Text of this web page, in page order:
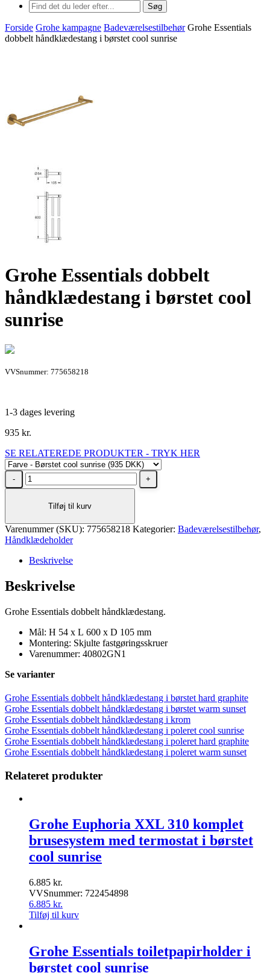
Søg
Forside Grohe kampagne Badeværelsestilbehør Grohe Essentials
dobbelt håndklædestang i børstet cool sunrise
Grohe Essentials dobbelt
håndklædestang i børstet cool
sunrise
VVSnummer: 775658218
1-3 dages levering
935 kr.
SE RELATEREDE PRODUKTER - TRYK HER
Grohe
Essentials
håndklædestang
børstet
cool
antal
Tilføj til kurv
Varenummer (SKU): 775658218 Kategorier: Badeværelsestilbehør,
Håndklædeholder
Beskrivelse
Beskrivelse
Grohe Essentials dobbelt håndklædestang.
Mål: H 54 x L 600 x D 105 mm
Montering: Skjulte fastgøringsskruer
Varenummer: 40802GN1
Se varianter
Grohe Essentials dobbelt håndklædestang i børstet hard graphite
Grohe Essentials dobbelt håndklædestang i børstet warm sunset
Grohe Essentials dobbelt håndklædestang i krom
Grohe Essentials dobbelt håndklædestang i poleret cool sunrise
Grohe Essentials dobbelt håndklædestang i poleret hard graphite
Grohe Essentials dobbelt håndklædestang i poleret warm sunset
Relateret produkter
Grohe Euphoria XXL 310 komplet
brusesystem med termostat i børstet
cool sunrise
6.885 kr.
VVSnummer: 722454898
6.885 kr.
Tilføj til kurv
Grohe Essentials toiletpapirholder i
børstet cool sunrise